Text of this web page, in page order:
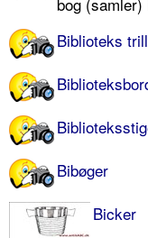
Biblioteks
Bibøger
Bicker